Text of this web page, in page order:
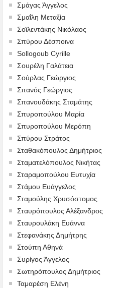
Σμάγας Άγγελος
Σμαΐλη Μεταξία
Σοϊλεντάκης Νικόλαος
Σπύρου Δέσποινα
Sollogoub Cyrille
Σουρέλη Γαλάτεια
Σούρλας Γεώργιος
Σπανός Γεώργιος
Σπανουδάκης Σταμάτης
Σπυροπούλου Μαρία
Σπυροπούλου Μερόπη
Σπύρου Στράτος
Σταθακόπουλος Δημήτριος
Σταματελόπουλος Νικήτας
Σταραμοπούλου Ευτυχία
Στάμου Ευάγγελος
Σταμούλης Χρυσόστομος
Σταυρόπουλος Αλέξανδρος
Σταυρουλάκη Ευάννα
Στεφανάκης Δημήτρης
Στούπη Αθηνά
Συρίγος Άγγελος
Σωτηρόπουλος Δημήτριος
Ταμαρέση Ελένη